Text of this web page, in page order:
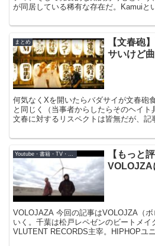
が同居している稀有な存在だ。Kamuiと
まとめ
【文春砲
サいけど
何気なくXを開いたらバダサイが文春砲
と同じく（当事者からしたらそのヘイト
文春に対するリスペクトは皆無だが、記
Youtube・書籍・TV・映画
【もっと
VOLOJZA
VOLOJAZA 今回の記事はVOLOJZA（
いく。千葉は松戸レペゼンのビートメイ
VLUTENT RECORDS主宰。HIPHOPユ